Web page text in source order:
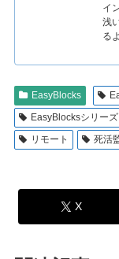
イ
浅
る
EasyBlocks
EasyBlocksシリーズ
リモート
死活
X